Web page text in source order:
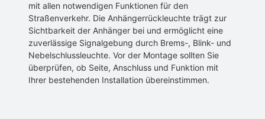
mit allen notwendigen Funktionen für den
Straßenverkehr. Die Anhängerrückleuchte trägt zur
Sichtbarkeit der Anhänger bei und ermöglicht eine
zuverlässige Signalgebung durch Brems-, Blink- und
Nebelschlussleuchte. Vor der Montage sollten Sie
überprüfen, ob Seite, Anschluss und Funktion mit
Ihrer bestehenden Installation übereinstimmen.